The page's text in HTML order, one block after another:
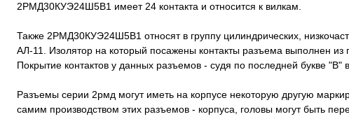
2РМД30КУЭ24Ш5В1 имеет 24 контакта и относится к вилкам.
Также 2РМД30КУЭ24Ш5В1 относят в группу цилиндрических,
АЛ-11. Изолятор на который посажены контакты разъема выполнен из
Покрытие контактов у данных разъемов - судя по последней букве "В"
Разъемы серии 2рмд могут иметь на корпусе некоторую другую
самим производством этих разъемов - корпуса, головы могут быть